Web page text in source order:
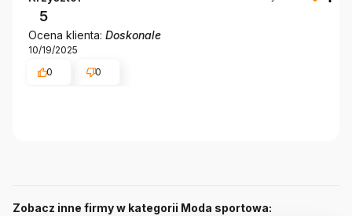
5
Ocena klienta: Doskonale
10/19/2025
0
0
Zobacz inne firmy w kategorii Moda sportowa: